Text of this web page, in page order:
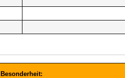
Besonderheit: